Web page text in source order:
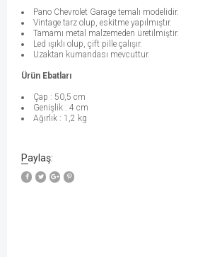
Pano Chevrolet Garage temalı modelidir.
Vintage tarz olup, eskitme yapılmıştır.
Tamamı metal malzemeden üretilmiştir.
Led ışıklı olup, çift pille çalışır.
Uzaktan kumandası mevcuttur.
Ürün Ebatları
Çap : 50,5 cm
Genişlik : 4 cm
Ağırlık : 1,2 kg
Paylaş: